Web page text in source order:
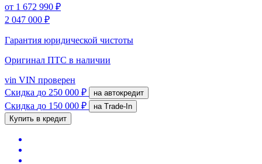
от 1 672 990 ₽
2 047 000 ₽
Гарантия юридической чистоты
Оригинал ПТС в наличии
vin VIN проверен
Скидка до 250 000 ₽ на автокредит
Скидка до 150 000 ₽
на Trade-In
Купить в кредит